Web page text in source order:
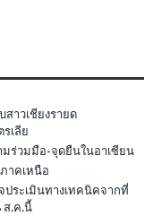
สาวเชียงรายด
เลีย
ร่วมมือ-จุดยืนในอาเซียน
าคเหนือ
ระเมินทางเทคนิคจากที่
ส.ค.นี้